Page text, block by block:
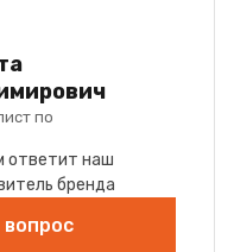
по
ответит наш
бренда